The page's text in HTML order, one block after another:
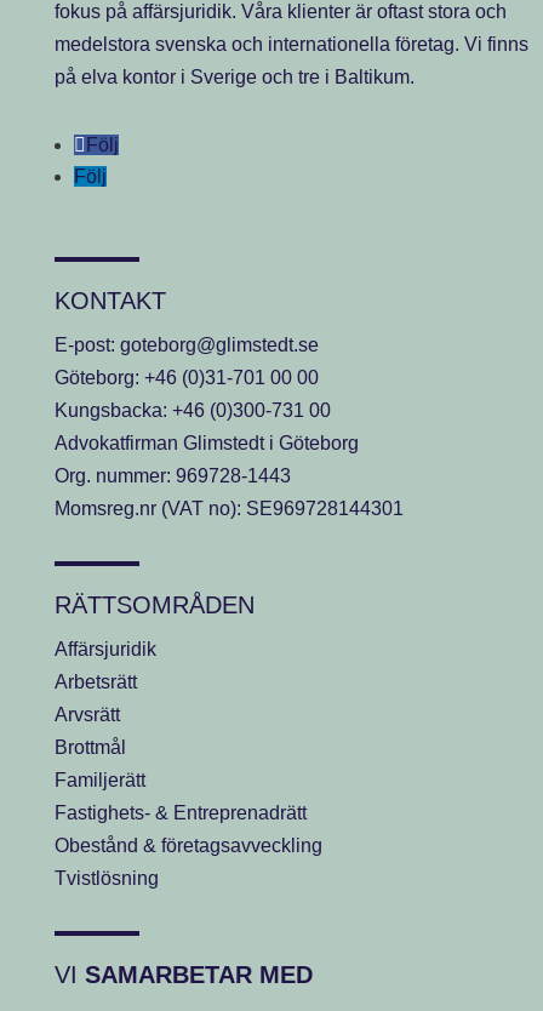
fokus på affärsjuridik. Våra klienter är oftast stora och
medelstora svenska och internationella företag. Vi finns
på elva kontor i Sverige och tre i Baltikum.
Följ
Följ
KONTAKT
E-post: goteborg@glimstedt.se
Göteborg: +46 (0)31-701 00 00
Kungsbacka: +46 (0)300-731 00
Advokatfirman Glimstedt i Göteborg
Org. nummer: 969728-1443
Momsreg.nr (VAT no): SE969728144301
RÄTTSOMRÅDEN
Affärsjuridik
Arbetsrätt
Arvsrätt
Brottmål
Familjerätt
Fastighets- & Entreprenadrätt
Obestånd & företagsavveckling
Tvistlösning
VI SAMARBETAR MED